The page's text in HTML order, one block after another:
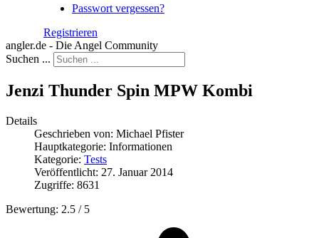
Passwort vergessen?
Registrieren
angler.de - Die Angel Community
Suchen ...
Jenzi Thunder Spin MPW Kombi
Details
Geschrieben von: Michael Pfister
Hauptkategorie: Informationen
Kategorie: Tests
Veröffentlicht: 27. Januar 2014
Zugriffe: 8631
Bewertung: 2.5 / 5